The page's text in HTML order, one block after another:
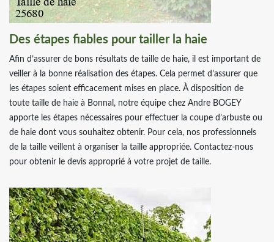
Des étapes fiables pour tailler la haie
Afin d’assurer de bons résultats de taille de haie, il est important de
veiller à la bonne réalisation des étapes. Cela permet d’assurer que
les étapes soient efficacement mises en place. À disposition de
toute taille de haie à Bonnal, notre équipe chez Andre BOGEY
apporte les étapes nécessaires pour effectuer la coupe d’arbuste ou
de haie dont vous souhaitez obtenir. Pour cela, nos professionnels
de la taille veillent à organiser la taille appropriée. Contactez-nous
pour obtenir le devis approprié à votre projet de taille.